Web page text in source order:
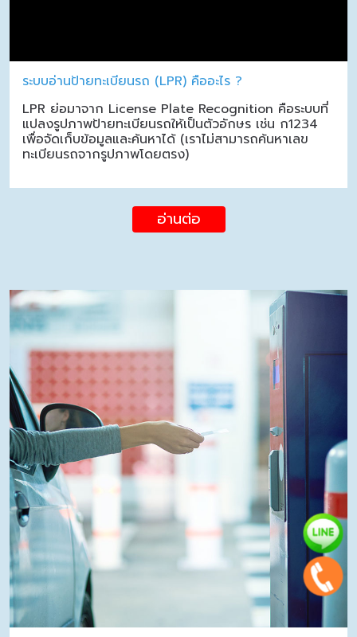
ระบบอ่านป้ายทะเบียนรถ (LPR) คืออะไร ?
LPR ย่อมาจาก License Plate Recognition คือระบบที่
แปลงรูปภาพป้ายทะเบียนรถให้เป็นตัวอักษร เช่น ก1234
เพื่อจัดเก็บข้อมูลและค้นหาได้ (เราไม่สามารถค้นหาเลข
ทะเบียนรถจากรูปภาพโดยตรง)
อ่านต่อ